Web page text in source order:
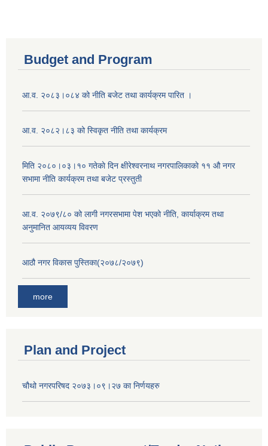
Budget and Program
आ.व. २०८३।०८४ को नीति बजेट तथा कार्यक्रम पारित ।
आ.व. २०८२।८३ को स्विकृत नीति तथा कार्यक्रम
मिति २०८०।०३।१० गतेकाे दिन क्षीरेश्वरनाथ नगरपालिकाकाे ११ ‍औ नगर
सभामा नीति कार्यक्रम तथा बजेट प्रस्तुती
आ.व. २०७९/८० को लागी नगरसभामा पेश भएको नीति, कार्याक्रम तथा
अनुमानित आयव्यय विवरण
आठौ नगर विकास पुस्तिका(२०७८/२०७९)
more
Plan and Project
चौथो नगरपरिषद २०७३।०९।२७ का निर्णयहरु